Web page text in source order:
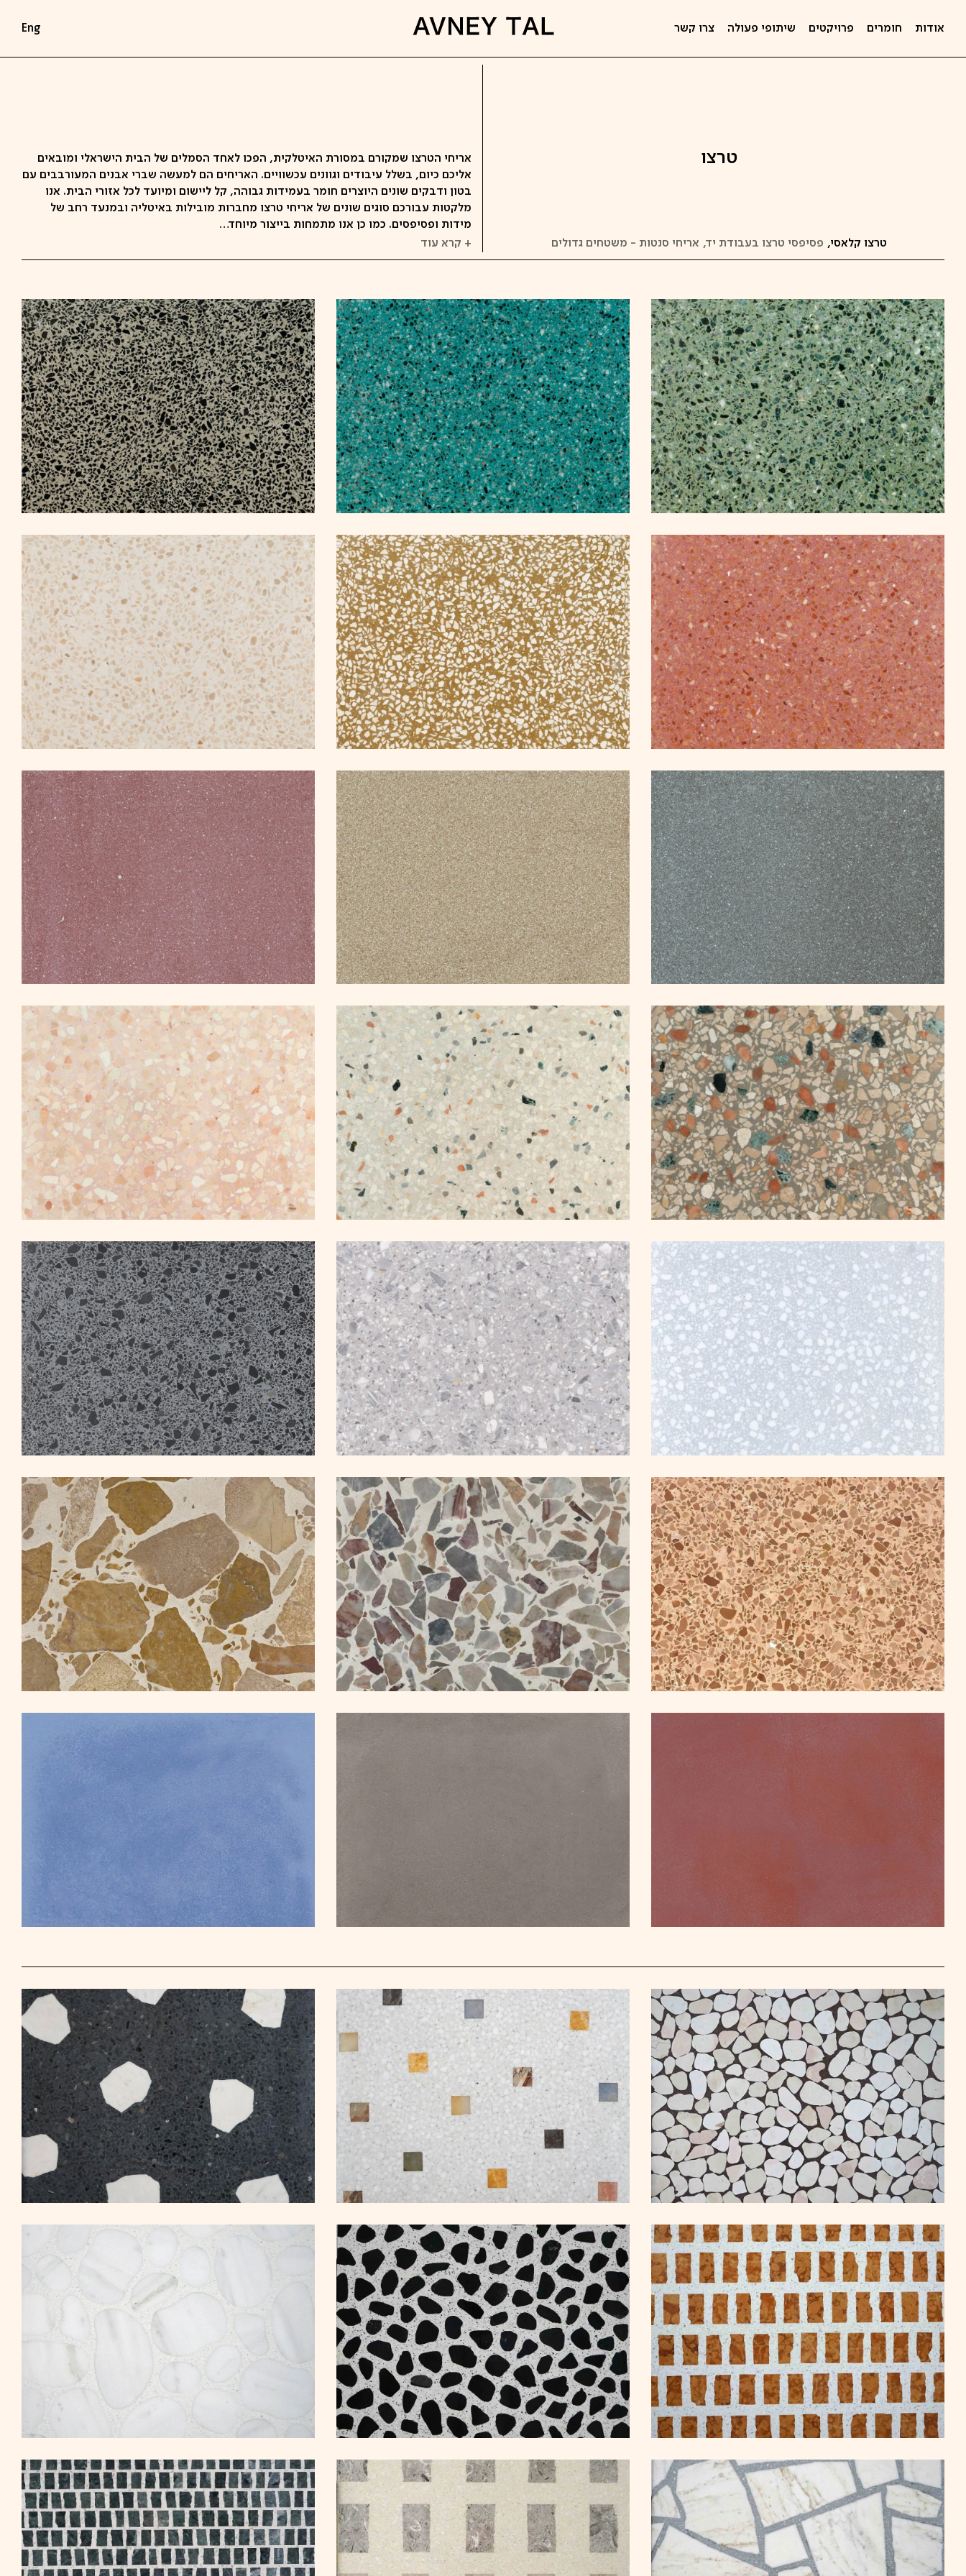
אודות חומרים פרויקטים שיתופי פעולה צרו קשר Eng
טרצו
טרצו קלאסי פסיפסי טרצו בעבודת יד אריחי סנטות - משטחים גדולים
אריחי הטרצו שמקורם במסורת האיטלקית, הפכו לאחד הסמלים של הבית הישראלי ומובאים
אליכם כיום, בשלל עיבודים וגוונים עכשוויים. האריחים הם למעשה שברי אבנים המעורבבים עם
בטון ודבקים שונים היוצרים חומר בעמידות גבוהה, קל ליישום ומיועד לכל אזורי הבית. אנו
מלקטות עבורכם סוגים שונים של אריחי טרצו מחברות מובילות באיטליה ובמנעד רחב של
מידות ופסיפסים. כמו כן אנו מתמחות בייצור מיוחד…
+ קרא עוד